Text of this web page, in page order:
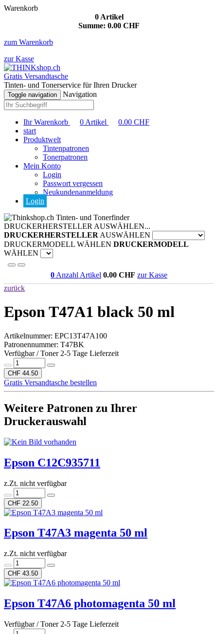
Warenkorb
0Artikel
Summe: 0.00 CHF
zum Warenkorb
zur Kasse
Gratis Versandtasche
Tinten- und Tonerservice für Ihren Drucker
Toggle navigation Navigation
Ihr Warenkorb 0 Artikel 0.00 CHF
start
Produktwelt
Tintenpatronen
Tonerpatronen
Mein Konto
Login
Passwort vergessen
Neukundenanmeldung
Login
Tinten- und Tonerfinder
DRUCKERHERSTELLER AUSWÄHLEN...
DRUCKERHERSTELLER AUSWÄHLEN
DRUCKERMODELL WÄHLEN DRUCKERMODELL
WÄHLEN
0 Anzahl Artikel 0.00 CHF zur Kasse
zurück
Epson T47A1 black 50 ml
Artikelnummer: EPC13T47A100
Patronennummer: T47BK
Verfügbar / Toner 2-5 Tage Lieferzeit
CHF 44.50
Gratis Versandtasche bestellen
Weitere Patronen zu Ihrer
Druckerauswahl
Epson C12C935711
z.Zt. nicht verfügbar
CHF 22.50
Epson T47A3 magenta 50 ml
z.Zt. nicht verfügbar
CHF 43.50
Epson T47A6 photomagenta 50 ml
Verfügbar / Toner 2-5 Tage Lieferzeit